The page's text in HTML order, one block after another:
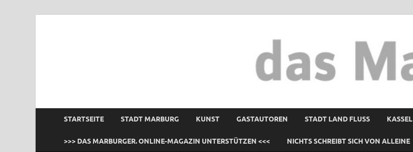
STARTSEITE STADT MARBURG KUNST GASTAUTOREN STADT LAND FLUSS KASSEL
>>> DAS MARBURGER. ONLINE-MAGAZIN UNTERSTÜTZEN <<< NICHTS SCHREIBT SICH VON ALLEINE